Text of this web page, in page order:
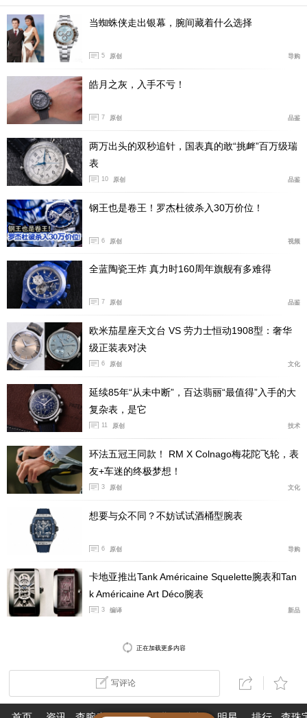
图案不仅呈现装饰性美感，更成为雕琢光影的视觉艺术。
18K黄金与18K玫瑰金于指间流光跃动，巧妙捕捉并折射
每一缕光芒，在举手投足间绽放出流转不息的熠熠华彩。
宝格丽Doppio Baccellato戒指工艺图
凸形蛋面切割宝石的运用，进一步强化了作品本身的立体
张力。宝石表面圆润流畅，色泽如丝绒般浓郁饱满，触感
细腻柔和。无论是黄水晶与蓝色托帕石的活力碰撞，还是
紫水晶与橄榄石的优雅共鸣，每一组宝石皆展露出从容笃
定的生命力量与果敢不羁的艺术创意。戒指采用双结构设
计，两大元素谐美对称，流淌着灵动有致的韵律层次，仿
佛于时光中缓缓舒展，巧妙呼应宝格丽对动感美态的永恒
追求。
宝格丽Tubogas系列手镯则演绎一种清晰分明、刚柔相济
的建筑美学，与戒指那柔和律动的造型相映成趣。手镯的
三角形几何结构精准利落，以鲜明的造型和凌厉的线条为
整体设计注入摩登现代的视觉张力，同时亦彰显出宝格丽
工艺的多元表现力。而在结构严谨的造型之下，却蕴含着
跃动的活力：宝格丽运用品牌颇具代表性的Tubogas工
力量与柔美的自然交融。前卫的造型设计、闪耀的金属光
强烈的视觉冲击中达成精妙和谐的美学平衡。
当蜘蛛侠走出银幕，腕间藏着什么选择
5 原创 导购
皓月之灰，入手不亏！
7 原创 品鉴
两万出头的双秒追针，国表真的敢“挑衅”百万级瑞
表
10 原创 品鉴
钢王也是卷王！罗杰杜彼杀入30万价位！
6 原创 视频
全蓝陶瓷王炸 真力时160周年旗舰有多难得
7 原创 品鉴
欧米茄星座天文台 VS 劳力士恒动1908型：奢华
级正装表对决
6 原创 文化
延续85年“从未中断”，百达翡丽“最值得”入手的大
复杂表，是它
11 原创 技术
环法五冠王同款！ RM X Colnago梅花陀飞轮，表
友+车迷的终极梦想！
3 原创 文化
想要与众不同？不妨试试酒桶型腕表
6 原创 导购
卡地亚推出Tank Américaine Squelette腕表和Tan
k Américaine Art Déco腕表
3 编译 新品
正在加载更多内容
写评论